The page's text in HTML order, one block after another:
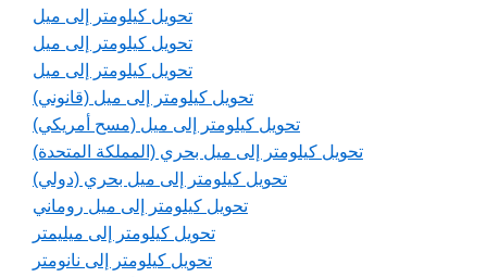
تحويل كيلومتر إلى ميل
تحويل كيلومتر إلى ميل
تحويل كيلومتر إلى ميل
تحويل كيلومتر إلى ميل (قانوني)
تحويل كيلومتر إلى ميل (مسح أمريكي)
تحويل كيلومتر إلى ميل بحري (المملكة المتحدة)
تحويل كيلومتر إلى ميل بحري (دولي)
تحويل كيلومتر إلى ميل روماني
تحويل كيلومتر إلى ميليمتر
تحويل كيلومتر إلى نانومتر